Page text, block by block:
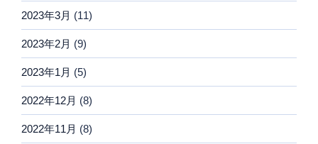
2023年3月 (11)
2023年2月 (9)
2023年1月 (5)
2022年12月 (8)
2022年11月 (8)